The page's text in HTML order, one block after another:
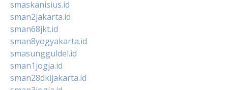
smaskanisius.id
sman2jakarta.id
sman68jkt.id
sman8yogyakarta.id
smasungguldel.id
sman1jogja.id
sman28dkijakarta.id